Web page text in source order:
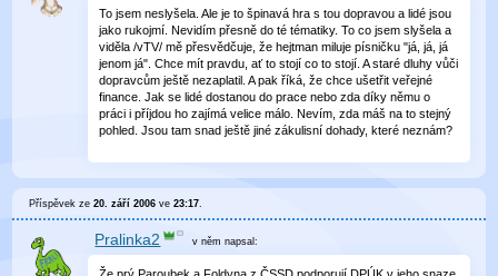
To jsem neslyšela. Ale je to špinavá hra s tou dopravou a lidé jsou
jako rukojmí. Nevidím přesně do té tématiky. To co jsem slyšela a
viděla /vTV/ mě přesvědčuje, že hejtman miluje písničku "já, já, já
jenom já". Chce mít pravdu, ať to stojí co to stojí. A staré dluhy vůči
dopravcům ještě nezaplatil. A pak říká, že chce ušetřit veřejné
finance. Jak se lidé dostanou do prace nebo zda díky němu o
práci i příjdou ho zajímá velice málo. Nevím, zda máš na to stejný
pohled. Jsou tam snad ještě jiné zákulisní dohady, které neznám?
Příspěvek ze20. září 2006 ve23:17
Pralinka2 v něm napsal: